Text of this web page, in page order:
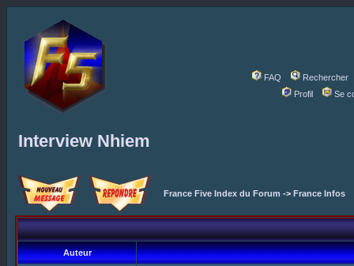
FAQ
Rechercher
Profil
Se
Interview Nhiem
France Five Index du Forum -> France Infos
Auteur